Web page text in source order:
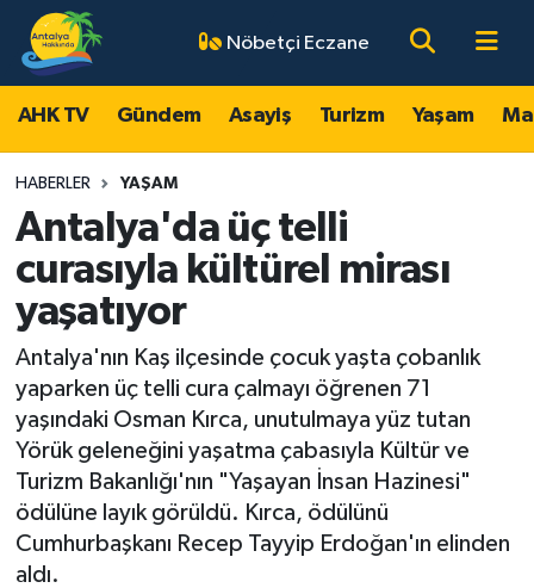
Nöbetçi Eczane
AHK TV Gündem Asayiş Turizm Yaşam
HABERLER YAŞAM
Antalya'da üç telli
curasıyla kültürel mirası
yaşatıyor
Antalya'nın Kaş ilçesinde çocuk yaşta çobanlık
yaparken üç telli cura çalmayı öğrenen 71
yaşındaki Osman Kırca, unutulmaya yüz tutan
Yörük geleneğini yaşatma çabasıyla Kültür ve
Turizm Bakanlığı'nın "Yaşayan İnsan Hazinesi"
ödülüne layık görüldü. Kırca, ödülünü
Cumhurbaşkanı Recep Tayyip Erdoğan'ın elinden
aldı.
AHK TV
Gündem
Asayiş
Turizm
Yaşam
Magazin
Ekonomi
Spor
Antalya Nöbetçi Eczaneler
Antalya Hava Durumu
Antalya Namaz Vakitleri
Antalya Trafik Yoğunluk Haritası
Süper Lig Puan Durumu ve Fikstür
Tüm Manşetler
Son Dakika Haberleri
Haber Arşivi